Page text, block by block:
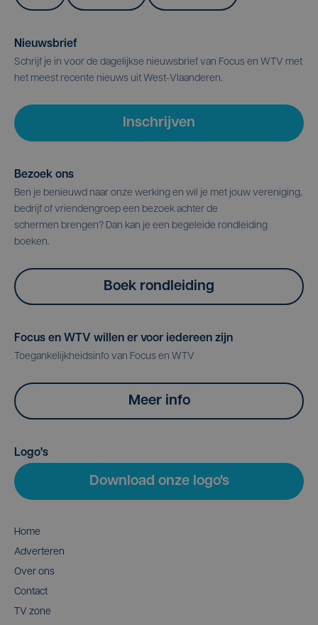
Nieuwsbrief
Schrijf je in voor de dagelijkse nieuwsbrief van Focus en WTV met
het meest recente nieuws uit West-Vlaanderen.
Inschrijven
Bezoek ons
Ben je benieuwd naar onze werking en wil je met jouw vereniging,
bedrijf of vriendengroep een bezoek achter de
schermen brengen? Dan kan je een begeleide rondleiding
boeken.
Boek rondleiding
Focus en WTV willen er voor iedereen zijn
Toegankelijkheidsinfo van Focus en WTV
Meer info
Logo's
Download onze logo's
Home
Adverteren
Over ons
Contact
TV zone